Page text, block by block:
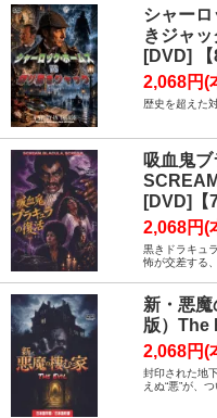
シャー
きジャ
[DVD] 【
2,068円(
歴史を超えた
吸血鬼
[DVD]【
2,068円(
黒きドラキュ
怖が交差する
新・悪魔
版）The
2,068円(
封印された地
えぬ“悪”が、